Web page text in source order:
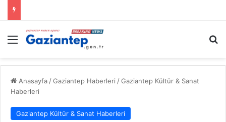
Menü
Anasayfa /Gaziantep Haberleri /Gaziantep Kültür & Sanat
Haberleri
Gaziantep Kültür & Sanat Haberleri